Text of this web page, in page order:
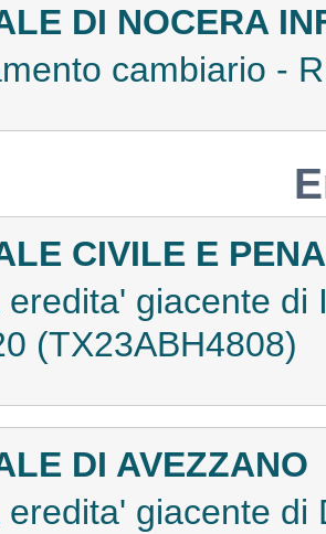
DI NOCERA
cambiario -
CIVILE E
giacente di
(TX23ABH4808)
DI AVEZZANO
eredita' giacente